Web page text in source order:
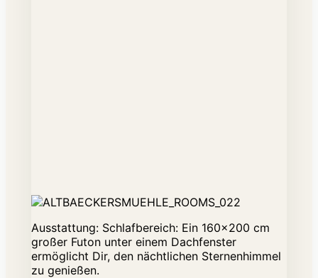
Ausstattung: Schlafbereich: Ein 160x200 cm
großer Futon unter einem Dachfenster
ermöglicht Dir, den nächtlichen Sternenhimmel
zu genießen.